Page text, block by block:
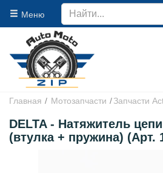
Меню
Главная Мотозапчасти Запчасти
DELTA - Натяжитель
(втулка + пружина) (Арт.